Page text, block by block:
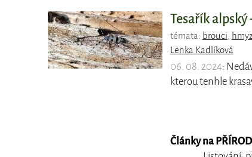
Tesařík
témata: brouci
Lenka Kadlíková
06. 08. 2024:
kterou tenhle
Články na